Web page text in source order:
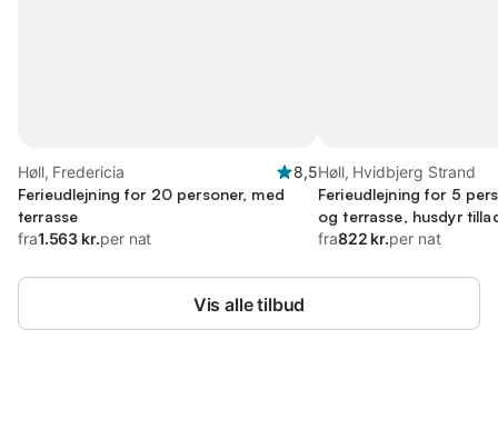
Høll, Fredericia
8,5
Ferieudlejning for 20 personer, med
terrasse
fra1.563 kr.per nat
Høll, Hvidbjerg Strand
Ferieudlejning for 5
og terrasse, husdyr
fra822 kr.per nat
Vis alle tilbud